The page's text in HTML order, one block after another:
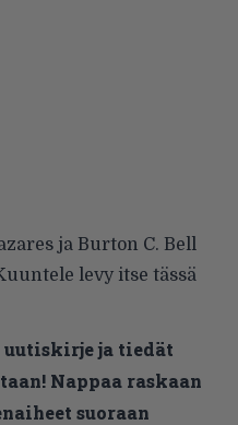
ja Burton C. Bell
levy itse tässä
ja tiedät
Nappaa raskaan
suoraan